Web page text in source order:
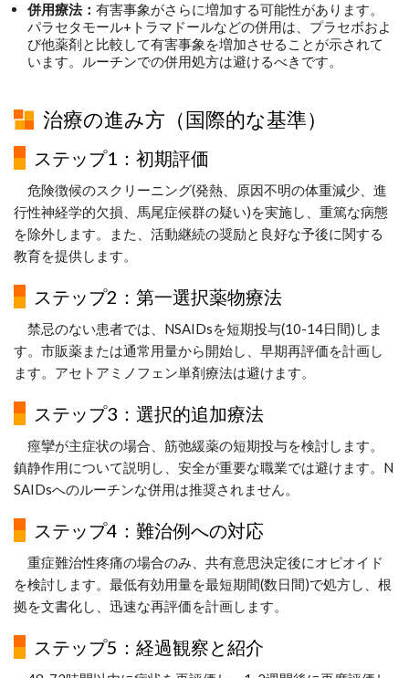
併用療法： 有害事象がさらに増加する可能性があります。
パラセタモール+トラマドールなどの併用は、プラセボおよ
び他薬剤と比較して有害事象を増加させることが示されて
います。ルーチンでの併用処方は避けるべきです。
治療の進み方（国際的な基準）
ステップ1：初期評価
危険徴候のスクリーニング(発熱、原因不明の体重減少、進
行性神経学的欠損、馬尾症候群の疑い)を実施し、重篤な病態
を除外します。また、活動継続の奨励と良好な予後に関する
教育を提供します。
ステップ2：第一選択薬物療法
禁忌のない患者では、NSAIDsを短期投与(10-14日間)しま
す。市販薬または通常用量から開始し、早期再評価を計画し
ます。アセトアミノフェン単剤療法は避けます。
ステップ3：選択的追加療法
痙攣が主症状の場合、筋弛緩薬の短期投与を検討します。
鎮静作用について説明し、安全が重要な職業では避けます。N
SAIDsへのルーチンな併用は推奨されません。
ステップ4：難治例への対応
重症難治性疼痛の場合のみ、共有意思決定後にオピオイド
を検討します。最低有効用量を最短期間(数日間)で処方し、根
拠を文書化し、迅速な再評価を計画します。
ステップ5：経過観察と紹介